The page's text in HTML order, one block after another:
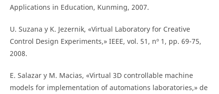
Applications in Education, Kunming, 2007.
U. Suzana y K. Jezernik, «Virtual Laboratory for Creative
Control Design Experiments,» IEEE, vol. 51, nº 1, pp. 69-75,
2008.
E. Salazar y M. Macias, «Virtual 3D controllable machine
models for implementation of automations laboratories,» de